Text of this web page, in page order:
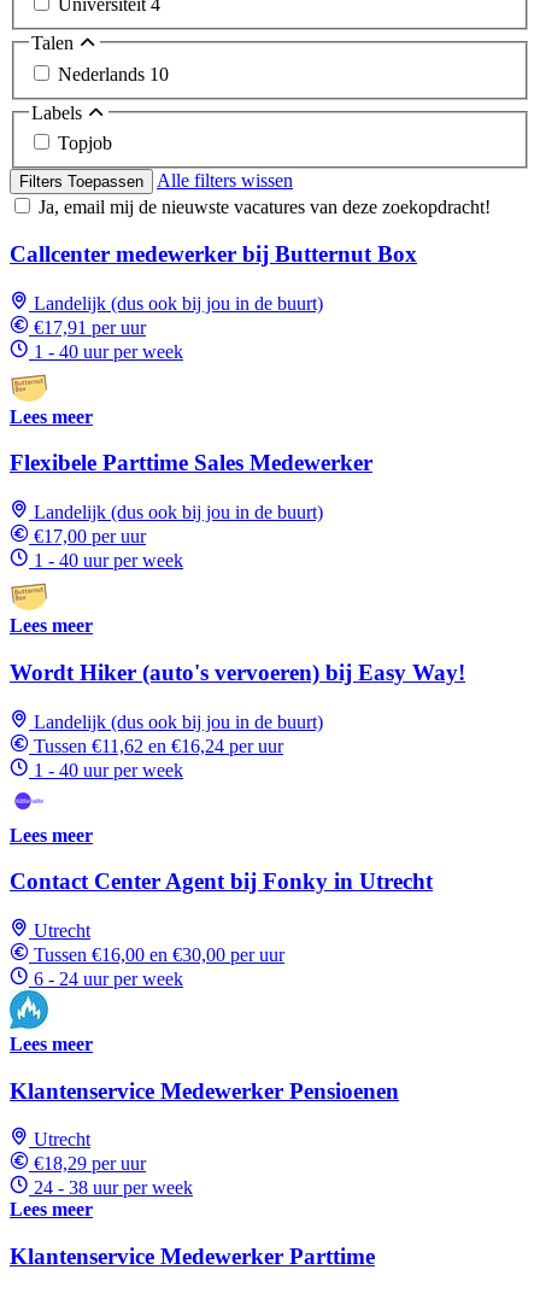
Universiteit 4
Talen
Nederlands 10
Labels
Topjob
Filters Toepassen
Alle filters wissen
Ja, email mij de nieuwste vacatures van deze zoekopdracht!
Callcenter medewerker bij Butternut Box
Landelijk (dus ook bij jou in de buurt)
€17,91 per uur
1 - 40 uur per week
Lees meer
Flexibele Parttime Sales Medewerker
Landelijk (dus ook bij jou in de buurt)
€17,00 per uur
1 - 40 uur per week
Lees meer
Wordt Hiker (auto's vervoeren) bij Easy Way!
Landelijk (dus ook bij jou in de buurt)
Tussen €11,62 en €16,24 per uur
1 - 40 uur per week
Lees meer
Contact Center Agent bij Fonky in Utrecht
Utrecht
Tussen €16,00 en €30,00 per uur
6 - 24 uur per week
Lees meer
Klantenservice Medewerker Pensioenen
Utrecht
€18,29 per uur
24 - 38 uur per week
Lees meer
Klantenservice Medewerker Parttime